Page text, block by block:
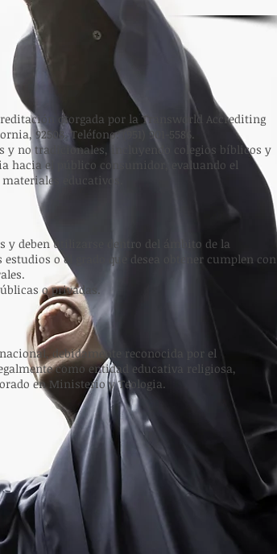
otorgada por la Transworld Accrediting
92508. Teléfono: (951) 901-5586.
y no tradicionales, incluyendo colegios bíblicos y
hacia el público consumidor, evaluando el
educativos.
y deben utilizarse dentro del ámbito de la
o el grado que desea obtener cumplen con
o privadas.
debidamente reconocida por el
como entidad educativa religiosa,
en Ministerio y Teologia.